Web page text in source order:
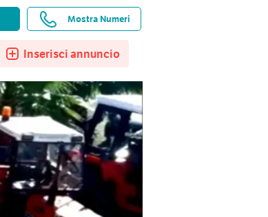
Ricerche salvate Preferiti
Inserisci annuncio
Mostra Numeri